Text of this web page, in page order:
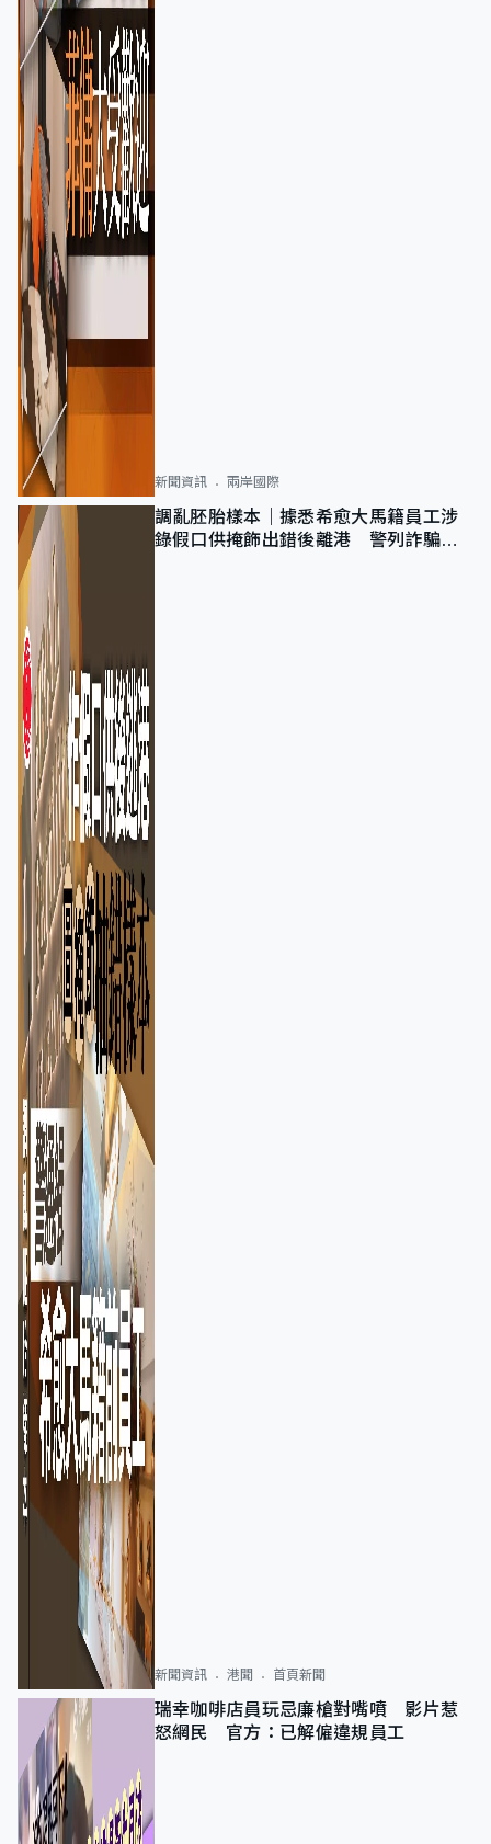
新聞資訊 兩岸國際
調亂胚胎樣本｜據悉希愈大馬籍員工涉
錄假口供掩飾出錯後離港 警列詐騙
新聞資訊 港聞 首頁新聞
瑞幸咖啡店員玩忌廉槍對嘴噴 影片惹
怒網民 官方：已解僱違規員工